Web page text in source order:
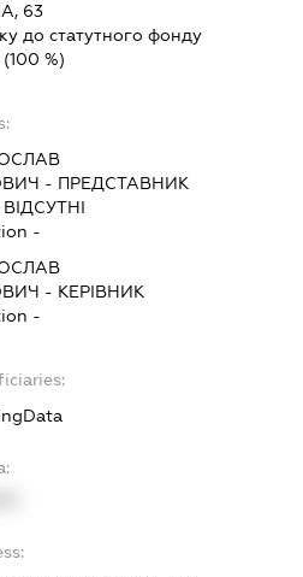
63
до статутного фонду
(100 %)
- ПРЕДСТАВНИК
-
- КЕРІВНИК
-